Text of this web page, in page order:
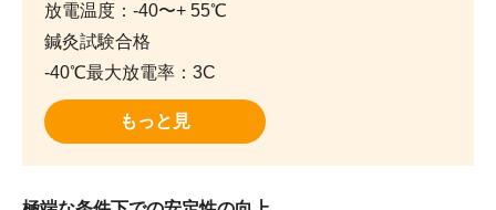
放電温度：-40〜+ 55℃
鍼灸試験合格
-40℃最大放電率：3C
もっと見